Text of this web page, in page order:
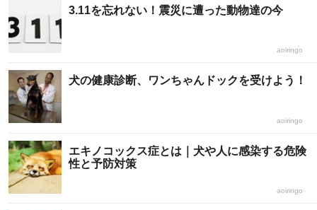
3.11を忘れない！震災に遭った動物達の今
aoiringo
犬の健康診断、ワンちゃんドックを受けよう！
aoiringo
エキノコックス症とは｜犬や人に感染する危険
性と予防対策
aoiringo